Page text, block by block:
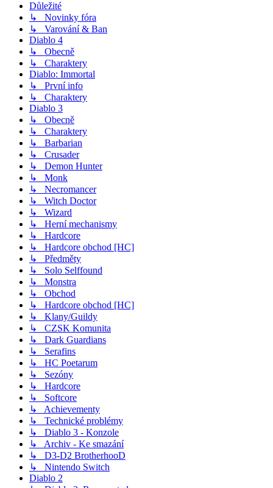
Důležité
↳ Novinky fóra
↳ Varování & Ban
Diablo 4
↳ Obecně
↳ Charaktery
Diablo: Immortal
↳ První info
↳ Charaktery
Diablo 3
↳ Obecně
↳ Charaktery
↳ Barbarian
↳ Crusader
↳ Demon Hunter
↳ Monk
↳ Necromancer
↳ Witch Doctor
↳ Wizard
↳ Herní mechanismy
↳ Hardcore
↳ Hardcore obchod [HC]
↳ Předměty
↳ Solo Selffound
↳ Monstra
↳ Obchod
↳ Hardcore obchod [HC]
↳ Klany/Guildy
↳ CZSK Komunita
↳ Dark Guardians
↳ Serafins
↳ HC Poetarum
↳ Sezóny
↳ Hardcore
↳ Softcore
↳ Achievementy
↳ Technické problémy
↳ Diablo 3 - Konzole
↳ Archiv - Ke smazání
↳ D3-D2 BrotherhooD
↳ Nintendo Switch
Diablo 2